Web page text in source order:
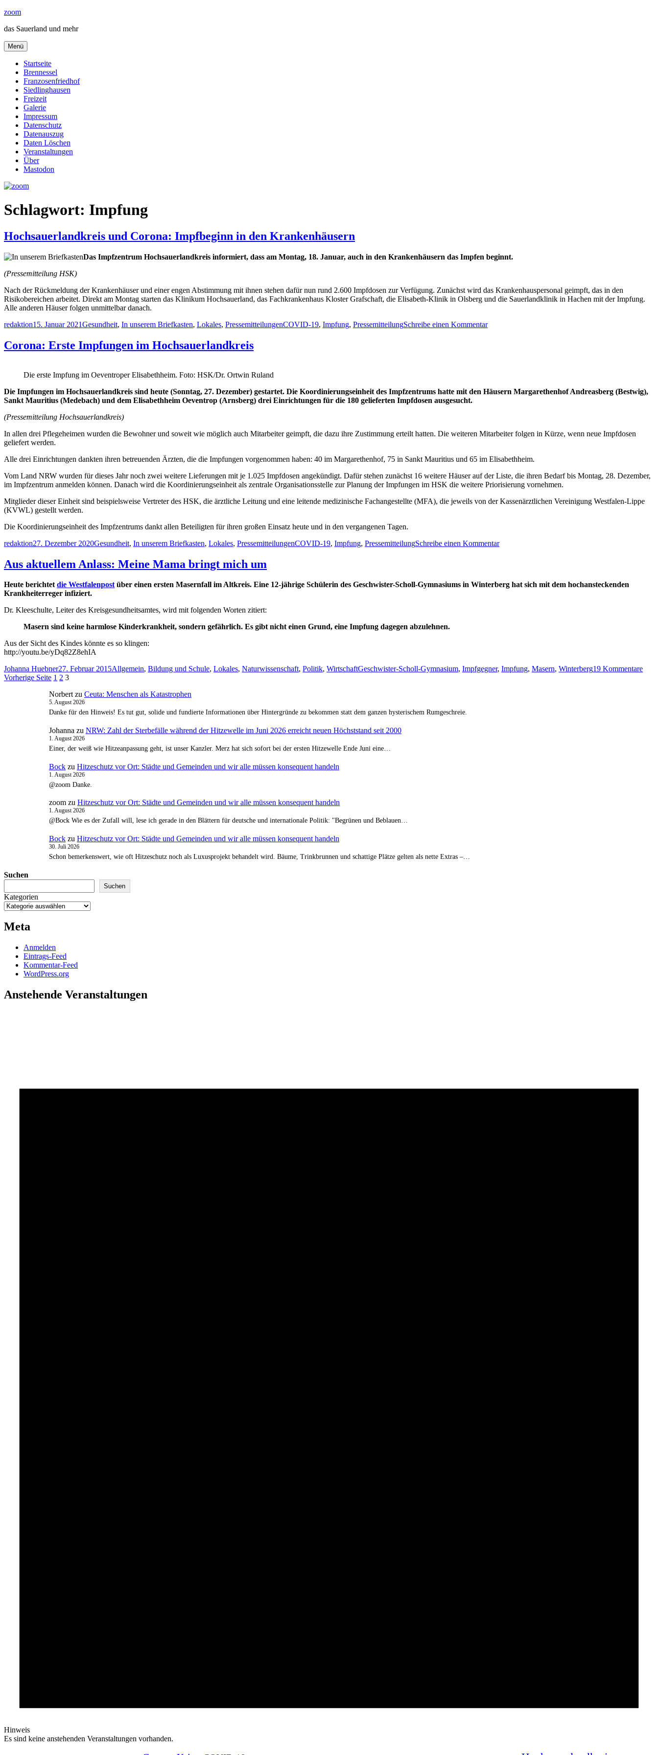
Zum
springen
zoom
das Sauerland und mehr
Menü
Startseite
Brennessel
Franzosenfriedhof
Siedlinghausen
Freizeit
Galerie
Impressum
Datenschutz
Datenauszug
Daten Löschen
Veranstaltungen
Über
Mastodon
Schlagwort: Impfung
Hochsauerlandkreis und Corona: Impfbeginn in den Krankenhäusern
Das Impfzentrum Hochsauerlandkreis informiert, dass am Montag, 18. Januar, auch in den Krankenhäusern das Impfen beginnt.
(Pressemitteilung HSK)
Nach der Rückmeldung der Krankenhäuser und einer engen Abstimmung mit ihnen stehen dafür nun rund 2.600 Impfdosen zur Verfügung. Zunächst wird das Krankenhauspersonal geimpft, das in den
Risikobereichen arbeitet. Direkt am Montag starten das Klinikum Hochsauerland, das Fachkrankenhaus Kloster Grafschaft, die Elisabeth-Klinik in Olsberg und die Sauerlandklinik in Hachen mit der Impfung.
Alle anderen Häuser folgen unmittelbar danach.
Autor
redaktionVeröffentlicht
15. Januar 2021Kategorien
Gesundheit, In unserem Briefkasten, Lokales, PressemitteilungenSchlagwörter
COVID-19, Impfung, PressemitteilungSchreibe einen Kommentarzu
Corona: Erste Impfungen im Hochsauerlandkreis
Die erste Impfung im Oeventroper Elisabethheim. Foto: HSK/Dr. Ortwin Ruland
Die Impfungen im Hochsauerlandkreis sind heute (Sonntag, 27. Dezember) gestartet. Die Koordinierungseinheit des Impfzentrums hatte mit den Häusern Margarethenhof Andreasberg (Bestwig),
Sankt Mauritius (Medebach) und dem Elisabethheim Oeventrop (Arnsberg) drei Einrichtungen für die 180 gelieferten Impfdosen ausgesucht.
(Pressemitteilung Hochsauerlandkreis)
In allen drei Pflegeheimen wurden die Bewohner und soweit wie möglich auch Mitarbeiter geimpft, die dazu ihre Zustimmung erteilt hatten. Die weiteren Mitarbeiter folgen in Kürze, wenn neue Impfdosen
geliefert werden.
Alle drei Einrichtungen dankten ihren betreuenden Ärzten, die die Impfungen vorgenommen haben: 40 im Margarethenhof, 75 in Sankt Mauritius und 65 im Elisabethheim.
Vom Land NRW wurden für dieses Jahr noch zwei weitere Lieferungen mit je 1.025 Impfdosen angekündigt. Dafür stehen zunächst 16 weitere Häuser auf der Liste, die ihren Bedarf bis Montag, 28. Dezember,
im Impfzentrum anmelden können. Danach wird die Koordinierungseinheit als zentrale Organisationsstelle zur Planung der Impfungen im HSK die weitere Priorisierung vornehmen.
Mitglieder dieser Einheit sind beispielsweise Vertreter des HSK, die ärztliche Leitung und eine leitende medizinische Fachangestellte (MFA), die jeweils von der Kassenärztlichen Vereinigung Westfalen-Lippe
(KVWL) gestellt werden.
Die Koordinierungseinheit des Impfzentrums dankt allen Beteiligten für ihren großen Einsatz heute und in den vergangenen Tagen.
Autor
redaktionVeröffentlicht
27. Dezember 2020Kategorien
Gesundheit, In unserem Briefkasten, Lokales, PressemitteilungenSchlagwörter
COVID-19, Impfung, PressemitteilungSchreibe einen Kommentarzu
Hochsauerlandkreis
Aus aktuellem Anlass: Meine Mama bringt mich um
Heute berichtetdie Westfalenpostüber einen ersten Masernfall im Altkreis. Eine 12-jährige Schülerin des Geschwister-Scholl-Gymnasiums in Winterberg hat sich mit dem hochansteckenden
Krankheiterreger infiziert.
Dr. Kleeschulte, Leiter des Kreisgesundheitsamtes, wird mit folgenden Worten zitiert:
Masern sind keine harmlose Kinderkrankheit, sondern gefährlich. Es gibt nicht einen Grund, eine Impfung dagegen abzulehnen.
Aus der Sicht des Kindes könnte es so klingen:
http://youtu.be/yDq82Z8ehIA
Autor
Johanna HuebnerVeröffentlicht
am
27. Februar 2015Kategorien
Allgemein, Bildung und Schule, Lokales, Naturwissenschaft, Politik, WirtschaftSchlagwörter
Geschwister-Scholl-Gymnasium, Impfgegner, Impfung, Masern, Winterberg19 Kommentarezu
Seitennummerierung
Vorherige Seite Seite
1 Seite
2 Seite
3
Norbertzu Ceuta: Menschen als Katastrophen
5. August 2026
Danke für den Hinweis! Es tut gut, solide und fundierte Informationen über Hintergründe zu bekommen statt dem ganzen hysterischem Rumgeschreie.
Johanna zu NRW: Zahl der Sterbefälle während der Hitzewelle im Juni 2026 erreicht neuen Höchststand seit 2000
1. August 2026
Einer, der weiß wie Hitzeanpassung geht, ist unser Kanzler. Merz hat sich sofort bei der ersten Hitzewelle Ende Juni eine…
Bock zu Hitzeschutz vor Ort: Städte und Gemeinden und wir alle müssen konsequent handeln
1. August 2026
@zoom Danke.
zoom zu Hitzeschutz vor Ort: Städte und Gemeinden und wir alle müssen konsequent handeln
1. August 2026
@Bock Wie es der Zufall will, lese ich gerade in den Blättern für deutsche und internationale Politik: "Begrünen und Beblauen…
Bock zu Hitzeschutz vor Ort: Städte und Gemeinden und wir alle müssen konsequent handeln
30. Juli 2026
Schon bemerkenswert, wie oft Hitzeschutz noch als Luxusprojekt behandelt wird. Bäume, Trinkbrunnen und schattige Plätze gelten als nette Extras –…
Suchen
Suchen
Kategorien
Meta
Anmelden
Eintrags-Feed
Kommentar-Feed
WordPress.org
Anstehende Veranstaltungen
Hinweis
Es sind keine anstehenden Veranstaltungen vorhanden.